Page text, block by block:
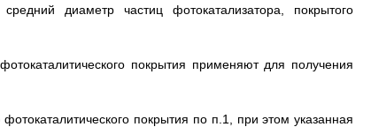
диаметр частиц фотокатализатора, покрытого
покрытия применяют для получения
покрытия по п.1, при этом указанная